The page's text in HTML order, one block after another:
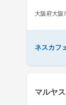
大阪府大阪
ネスカフ
マルヤ